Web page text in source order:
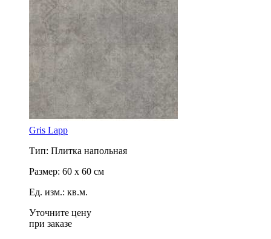
Gris Lapp
Тип: Плитка напольная
Размер: 60 x 60 см
Ед. изм.: кв.м.
Уточните цену
при заказе